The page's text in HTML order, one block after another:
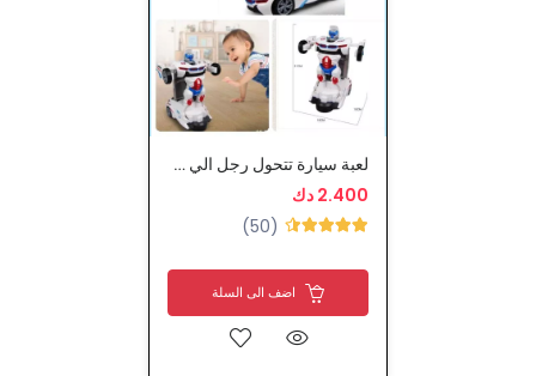
لعبة سيارة تتحول رجل الي مع ليت
2.400 دك
(50)
اضف الى السلة